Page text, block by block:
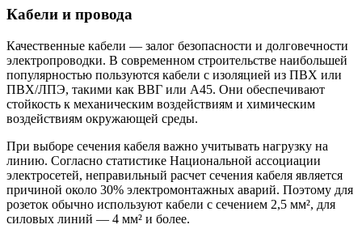
Кабели и провода
Качественные кабели — залог безопасности и долговечности
электропроводки. В современном строительстве наибольшей
популярностью пользуются кабели с изоляцией из ПВХ или
ПВХ/ЛПЭ, такими как ВВГ или А45. Они обеспечивают
стойкость к механическим воздействиям и химическим
воздействиям окружающей среды.
При выборе сечения кабеля важно учитывать нагрузку на
линию. Согласно статистике Национальной ассоциации
электросетей, неправильный расчет сечения кабеля является
причиной около 30% электромонтажных аварий. Поэтому для
розеток обычно используют кабели с сечением 2,5 мм², для
силовых линий — 4 мм² и более.